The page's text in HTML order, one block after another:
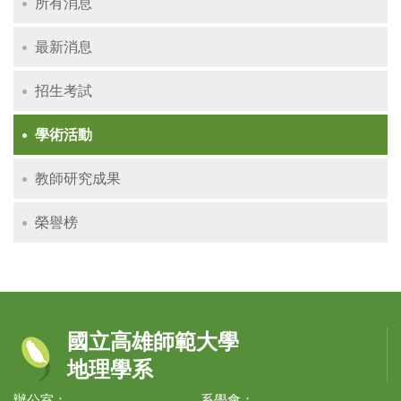
所有消息
最新消息
招生考試
學術活動
教師研究成果
榮譽榜
國立高雄師範大學
地理學系